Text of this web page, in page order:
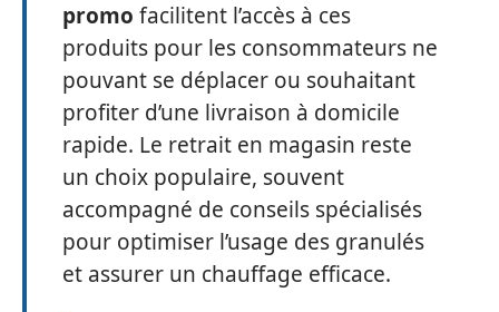
promo facilitent l’accès à ces
produits pour les consommateurs ne
pouvant se déplacer ou souhaitant
profiter d’une livraison à domicile
rapide. Le retrait en magasin reste
un choix populaire, souvent
accompagné de conseils spécialisés
pour optimiser l’usage des granulés
et assurer un chauffage efficace.